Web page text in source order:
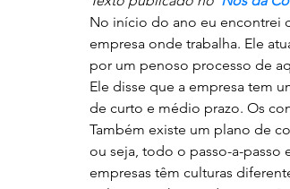
No início do ano eu encontrei
empresa onde trabalha. Ele
por um penoso processo de
Ele disse que a empresa tem
de curto e médio prazo. Os
Também existe um plano de
ou seja, todo o passo-a-passo
empresas têm culturas